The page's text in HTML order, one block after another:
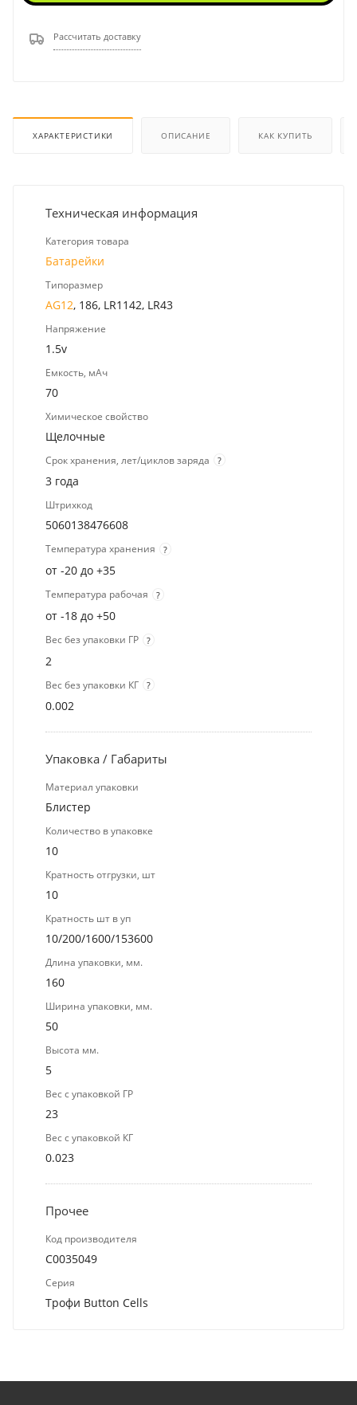
Рассчитать доставку
ХАРАКТЕРИСТИКИ ОПИСАНИЕ КАК КУПИТЬ
Техническая информация
Категория товара
Батарейки
Типоразмер
AG12, 186, LR1142, LR43
Напряжение
1.5v
Емкость, мАч
70
Химическое свойство
Щелочные
Срок хранения, лет/циклов заряда ?
3 года
Штрихкод
5060138476608
Температура хранения ?
от -20 до +35
Температура рабочая ?
от -18 до +50
Вес без упаковки ГР ?
2
Вес без упаковки КГ ?
0.002
Упаковка / Габариты
Материал упаковки
Блистер
Количество в упаковке
10
Кратность отгрузки, шт
10
Кратность шт в уп
10/200/1600/153600
Длина упаковки, мм.
160
Ширина упаковки, мм.
50
Высота мм.
5
Вес с упаковкой ГР
23
Вес с упаковкой КГ
0.023
Прочее
Код производителя
C0035049
Серия
Трофи Button Cells